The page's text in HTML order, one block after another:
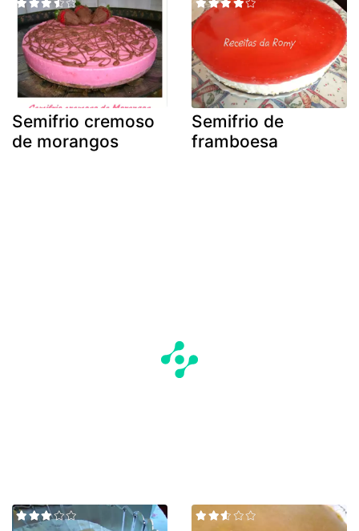
Semifrio cremoso
de morangos
Semifrio de
framboesa